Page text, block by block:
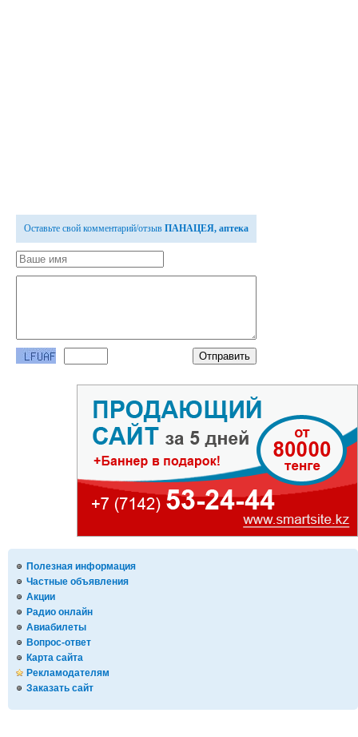
Полезная информация
Частные объявления
Акции
Радио онлайн
Авиабилеты
Вопрос-ответ
Карта сайта
Рекламодателям
Заказать сайт
Оставьте свой комментарий/отзыв ПАНАЦЕЯ, аптека